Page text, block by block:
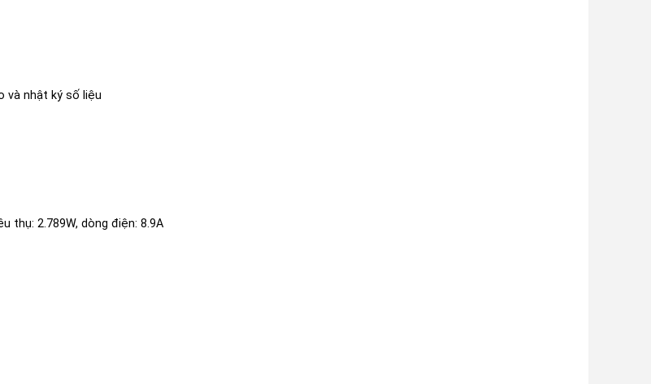
và nhật ký số liệu
thụ: 2.789W, dòng điện: 8.9A